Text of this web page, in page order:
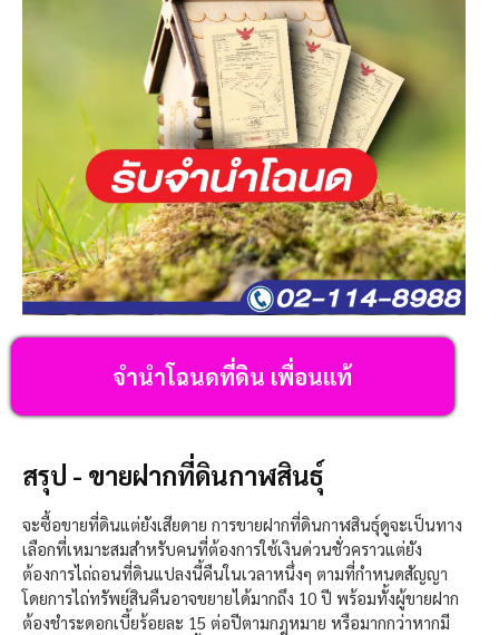
จำนำโฉนดที่ดิน เพื่อนแท้
สรุป - ขายฝากที่ดินกาฬสินธุ์
จะซื้อขายที่ดินแต่ยังเสียดาย การขายฝากที่ดินกาฬสินธุ์ดูจะเป็นทาง
เลือกที่เหมาะสมสำหรับคนที่ต้องการใช้เงินด่วนชั่วคราวแต่ยัง
ต้องการไถ่ถอนที่ดินแปลงนี้คืนในเวลาหนึ่งๆ ตามที่กำหนดสัญญา
โดยการไถ่ทรัพย์สินคืนอาจขยายได้มากถึง 10 ปี พร้อมทั้งผู้ขายฝาก
ต้องชำระดอกเบี้ยร้อยละ 15 ต่อปีตามกฎหมาย หรือมากกว่าหากมี